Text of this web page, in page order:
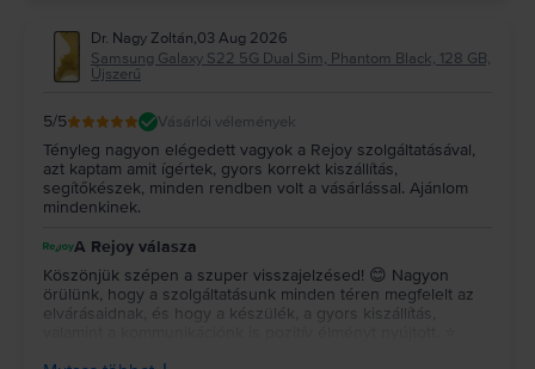
Dr. Nagy Zoltán,03 Aug 2026
Samsung Galaxy S22 5G Dual Sim, Phantom Black, 128 GB,
Újszerű
5/5 Vásárlói vélemények
Tényleg nagyon elégedett vagyok a Rejoy szolgáltatásával,
azt kaptam amit ígértek, gyors korrekt kiszállítás,
segítőkészek, minden rendben volt a vásárlással. Ajánlom
mindenkinek.
A Rejoy válasza
Köszönjük szépen a szuper visszajelzésed! 😊 Nagyon
örülünk, hogy a szolgáltatásunk minden téren megfelelt az
elvárásaidnak, és hogy a készülék, a gyors kiszállítás,